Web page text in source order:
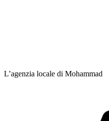
L’agenzia locale di Mohammad